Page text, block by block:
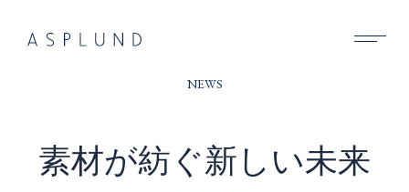
BUSINESS
COMPANY
NEWS
素材が紡ぐ新しい未来